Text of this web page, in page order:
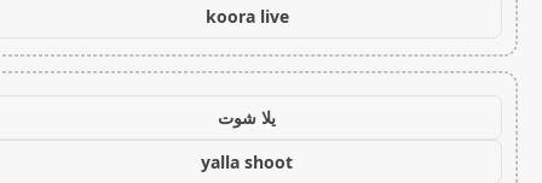
koora live
يلا شوت
yalla shoot